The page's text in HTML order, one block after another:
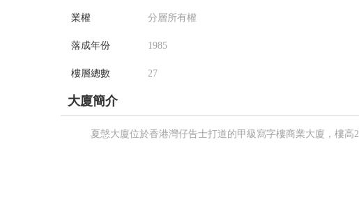
業權 分層所有權
落成年份 1985
樓層總數 27
大廈簡介
夏愨大廈位於香港灣仔告士打道的甲級寫字樓商業大廈，樓